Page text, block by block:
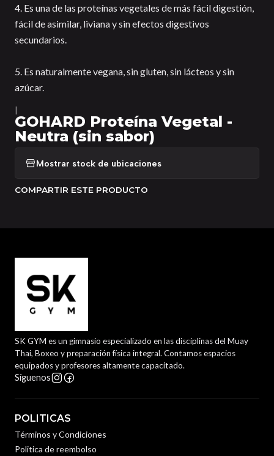
4. Es una de las proteínas vegetales de más fácil digestión,
fácil de asimilar, liviana y sin efectos digestivos
secundarios.
5. Es naturalmente vegana, sin gluten, sin lácteos y sin
azúcar.
GOHARD Proteína Vegetal -
Neutra (sin sabor)
Mostrar stock de ubicaciones
COMPARTIR ESTE PRODUCTO
SK GYM es un gimnasio especializado en las disciplinas del Muay
Thai, Boxeo y preparación física integral. Contamos espacios
equipados y profesores altamente capacitado.
Síguenos
POLITICAS
Términos y Condiciones
Politica de reembolso